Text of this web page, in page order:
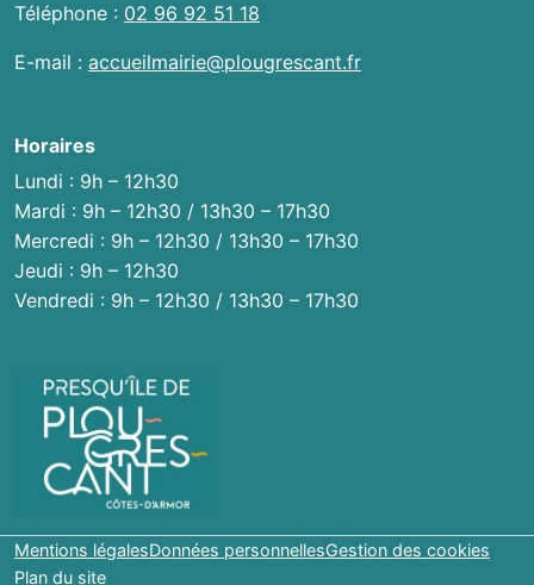
Téléphone : 02 96 92 51 18
E-mail : accueilmairie@plougrescant.fr
Horaires
Lundi : 9h – 12h30
Mardi : 9h – 12h30 / 13h30 – 17h30
Mercredi : 9h – 12h30 / 13h30 – 17h30
Jeudi : 9h – 12h30
Vendredi : 9h – 12h30 / 13h30 – 17h30
Mentions légalesDonnées personnellesGestion des cookies
Plan du site